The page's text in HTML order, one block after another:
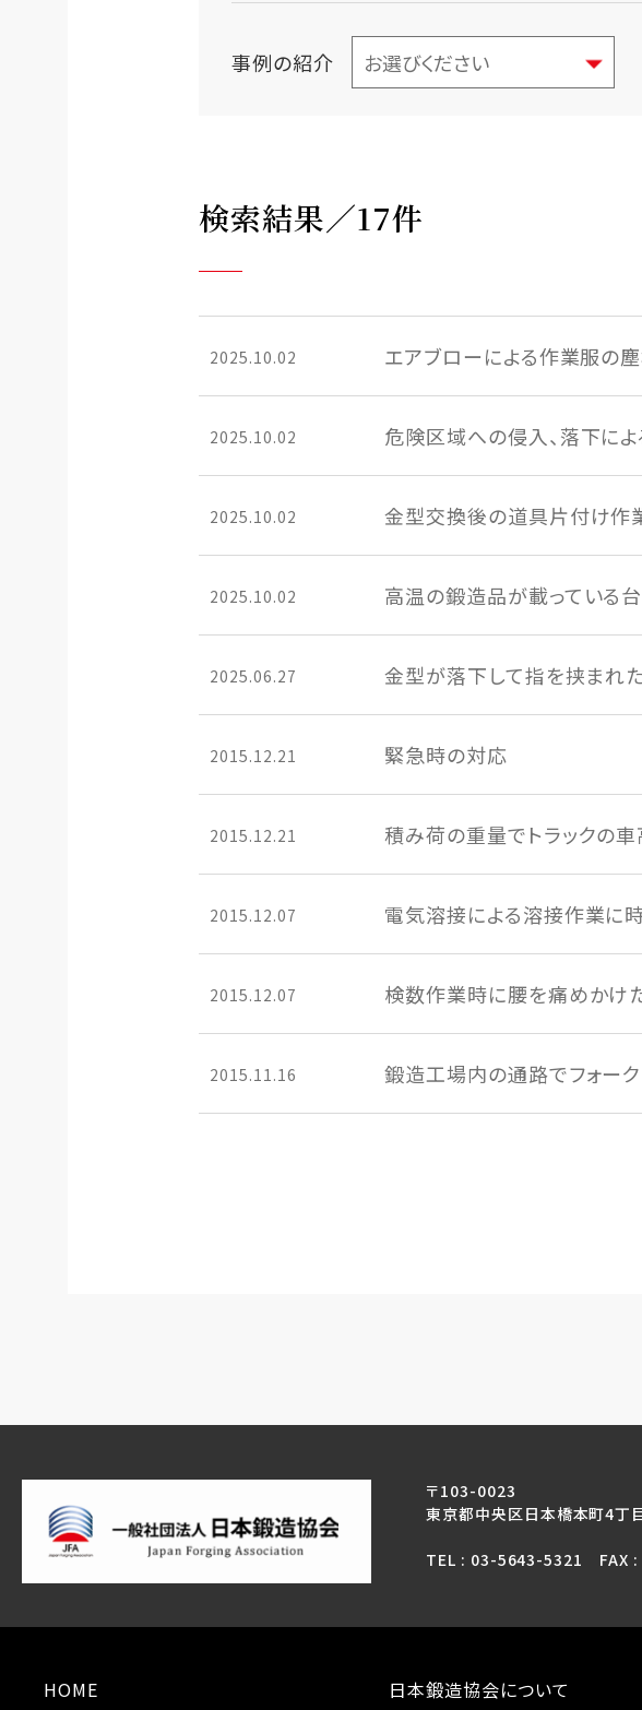
事例の紹介
検索結果／17件
2025.10.02 エアブローによる作業服の
2025.10.02 危険区域への侵入、落下に
2025.10.02 金型交換後の道具片付け作
2025.10.02 高温の鍛造品が載っている
2025.06.27 金型が落下して指を挟まれた
2015.12.21 緊急時の対応
2015.12.21 積み荷の重量でトラックの
2015.12.07 電気溶接による溶接作業に
2015.12.07 検数作業時に腰を痛めかけ
2015.11.16 鍛造工場内の通路でフォー
〒103-0023
東京都中央区日本橋本町4丁
TEL : 03-5643-5321 FAX
HOME 日本鍛造協会について